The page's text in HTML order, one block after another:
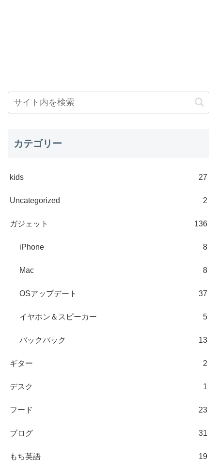
カテゴリー
kids 27
Uncategorized 2
ガジェット 136
iPhone 8
Mac 8
OSアップデート 37
イヤホン＆スピーカー 5
バックパック 13
ギター 2
デスク 1
フード 23
ブログ 31
もち英語 19